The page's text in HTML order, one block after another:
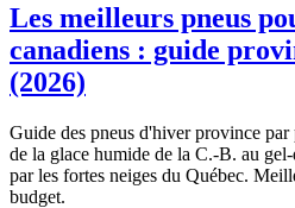
Les meilleurs pneus
canadiens : guide
(2026)
Guide des pneus d'hiver province
de la glace humide de la C.-B. au
par les fortes neiges du Québec.
budget.